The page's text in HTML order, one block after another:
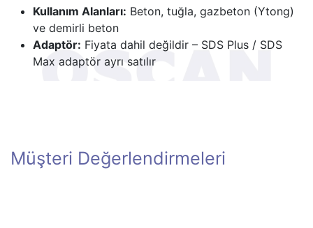
Kullanım Alanları: Beton, tuğla, gazbeton (Ytong)
ve demirli beton
Adaptör: Fiyata dahil değildir – SDS Plus / SDS
Max adaptör ayrı satılır
Müşteri Değerlendirmeleri